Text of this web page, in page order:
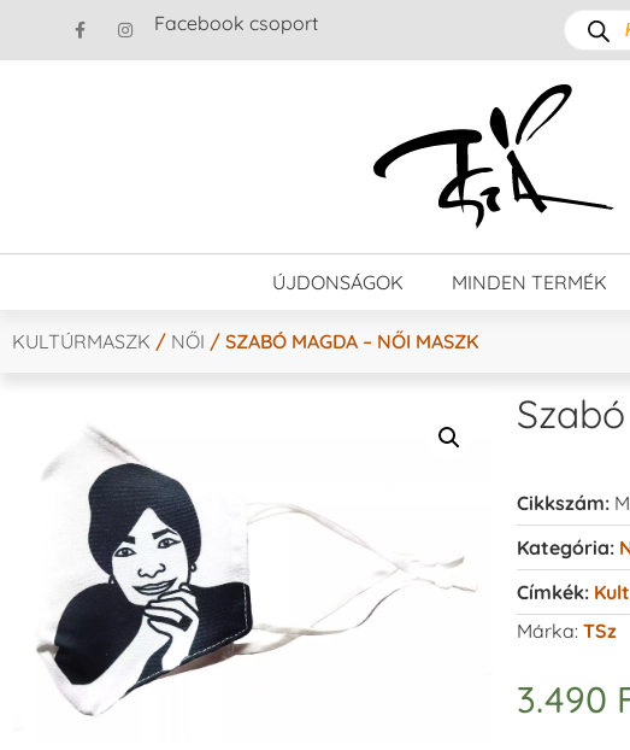
Facebook csoport
ÚJDONSÁGOK MINDEN TERMÉK
KULTÚRMASZK / NŐI / SZABÓ MAGDA – NŐI MASZK
Cikkszám:
Kategória:
Címkék:
Márka: TSz
3.490